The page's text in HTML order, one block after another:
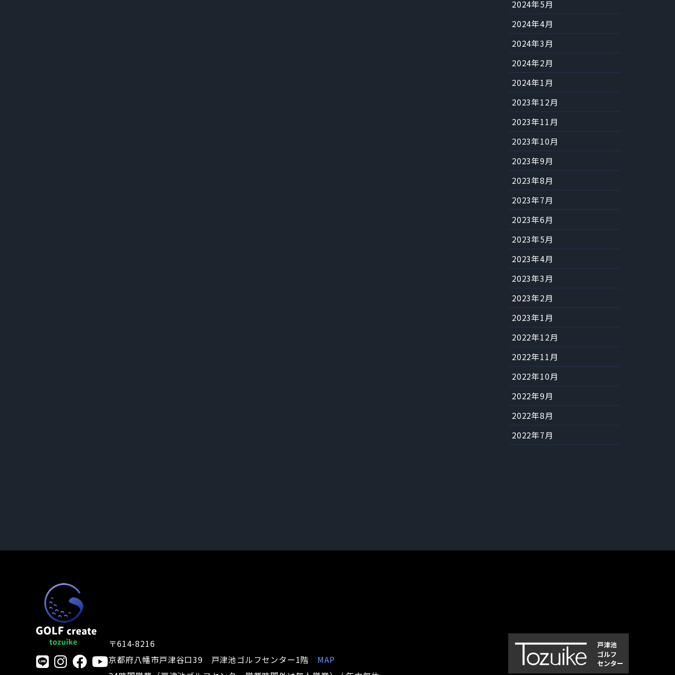
2024年5月
2024年4月
2024年3月
2024年2月
2024年1月
2023年12月
2023年11月
2023年10月
2023年9月
2023年8月
2023年7月
2023年6月
2023年5月
2023年4月
2023年3月
2023年2月
2023年1月
2022年12月
2022年11月
2022年10月
2022年9月
2022年8月
2022年7月
〒614-8216
京都府八幡市戸津谷口39 戸津池ゴルフセンター1階 MAP